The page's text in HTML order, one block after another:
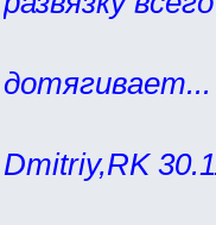
дотягивает...
Dmitriy,RK